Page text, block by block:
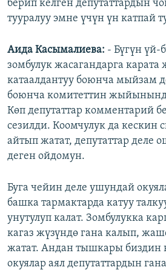
берип келген депутаттардын
тууралуу эмне үчүн үн катпай
Аида Касымалиева: - Бүгүн үй-
зомбулук жасагандарга карата
катаалдантуу боюнча мыйзам
боюнча комитеттин
Көп депутаттар комментарий
сезилди. Коомчулук да кескин
айтып жатат, депутаттар деле
деген ойдомун.
Буга чейин деле ушундай
башка тармактарда катуу
унутулуп калат. Зомбулукка
кагаз жүзүндө гана калып,
жатат. Андан тышкары
окуялар аял депутаттардын